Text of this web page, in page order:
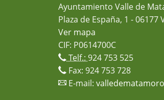
Ayuntamiento Valle de
Plaza de España, 1 -
Ver mapa
CIF: P0614700C
Telf.: 924 753 525
Fax: 924 753 728
E-mail: